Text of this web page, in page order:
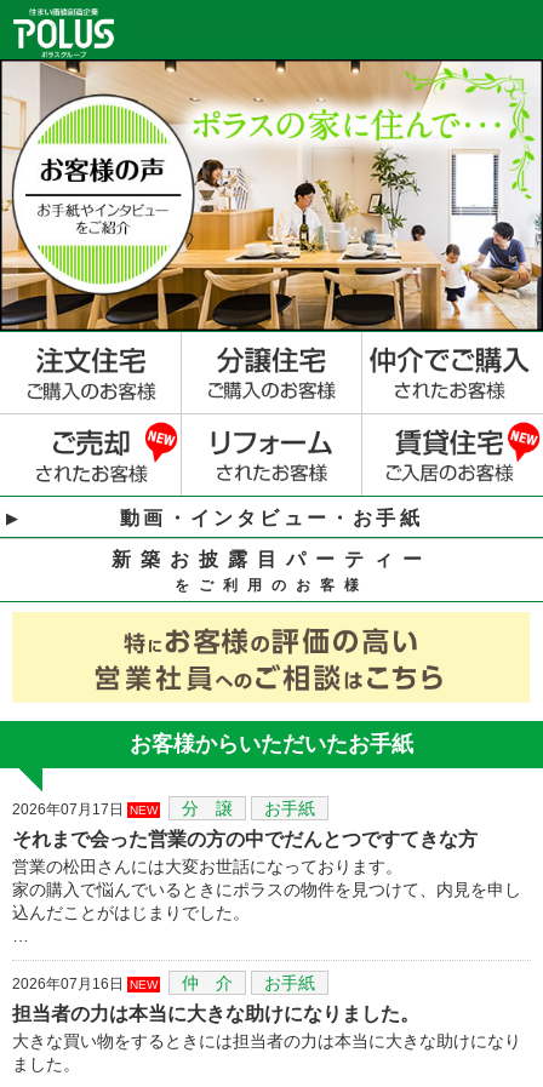
動画・インタビュー・お手紙
新築お披露目パーティー
をご利用のお客様
お客様からいただいたお手紙
2026年07月17日 NEW 分 譲 お手紙
それまで会った営業の方の中でだんとつですてきな方
営業の松田さんには大変お世話になっております。
家の購入で悩んでいるときにポラスの物件を見つけて、内見を申し
込んだことがはじまりでした。
2026年07月16日 NEW 仲 介 お手紙
担当者の力は本当に大きな助けになりました。
大きな買い物をするときには担当者の力は本当に大きな助けになり
ました。